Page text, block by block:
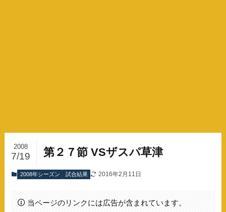
第２７節 VSザスパ草津
2008
7/19
2008年シーズン 試合結果 2016年2月11日
当ページのリンクには広告が含まれています。